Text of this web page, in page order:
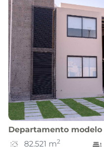
Departamento modelo
82.521 m2